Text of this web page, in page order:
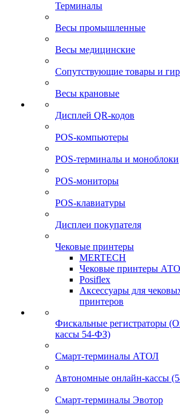
Терминалы
Весы промышленные
Весы медицинские
Сопутствующие товары и
Весы крановые
Дисплей QR-кодов
POS-компьютеры
POS-терминалы и моноблоки
POS-мониторы
POS-клавиатуры
Дисплеи покупателя
Чековые принтеры
MERTECH
Чековые принтеры
Posiflex
Аксессуары для
принтеров
Фискальные регистраторы
кассы 54-ФЗ)
Смарт-терминалы АТОЛ
Автономные онлайн-кассы
Смарт-терминалы Эвотор